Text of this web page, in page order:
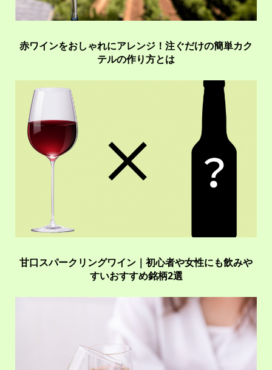
赤ワインをおしゃれにアレンジ！注ぐだけの簡単カク
テルの作り方とは
甘口スパークリングワイン｜初心者や女性にも飲みや
すいおすすめ銘柄2選